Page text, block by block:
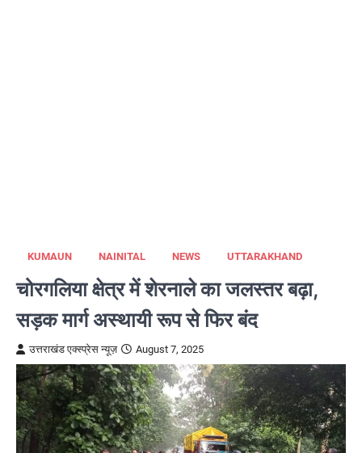
KUMAUN NAINITAL NEWS UTTARAKHAND
चोरगलिया क्षेत्र में शेरनाले का जलस्तर बढ़ा,
सड़क मार्ग अस्थायी रूप से फिर बंद
उत्तराखंड एक्स्प्रेस न्यूज़ August 7, 2025